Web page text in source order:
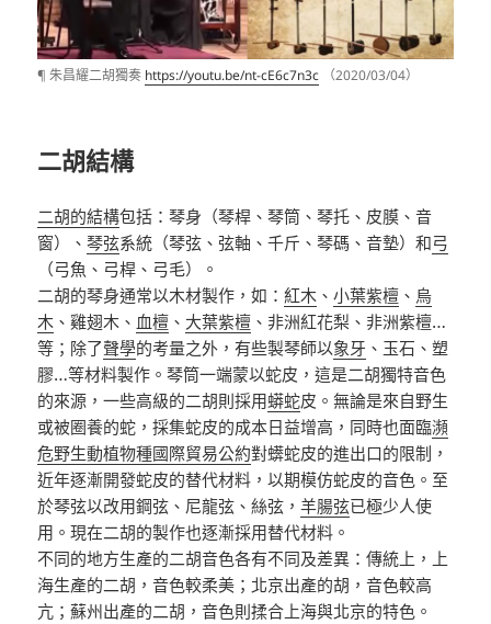
¶ 朱昌耀二胡獨奏 https://youtu.be/nt-cE6c7n3c （2020/03/04）
二胡結構
二胡的結構包括 ：琴身 （琴桿、琴筒、琴托、皮膜、音
窗）、琴弦系統（琴弦、弦軸、千斤、琴碼、音墊）和弓
（弓魚、弓桿、弓毛）。
二胡的琴身通常以木材製作，如 ：紅木 、小葉紫檀 、 烏
木 、雞翅木 、 血檀 、 大葉紫檀 、非洲紅花梨 、非洲紫檀…
等；除了聲學的考量之外，有些製琴師以象牙 、玉石、塑
膠…等材料製作。琴筒一端蒙以蛇皮，這是二胡獨特音色
的來源，一些高級的二胡則採用蟒蛇皮。無論是來自野生
或被圈養的蛇，採集蛇皮的成本日益增高，同時也面臨瀕
危野生動植物種國際貿易公約對蠎蛇皮的進出口的限制，
近年逐漸開發蛇皮的替代材料，以期模仿蛇皮的音色。至
於琴弦以改用鋼弦、尼龍弦、絲弦，羊腸弦已極少人使
用。現在二胡的製作也逐漸採用替代材料。
不同的地方生產的二胡音色各有不同及差異：傳統上，上
海生產的二胡，音色較柔美；北京出產的胡，音色較高
亢；蘇州出產的二胡，音色則揉合上海與北京的特色。